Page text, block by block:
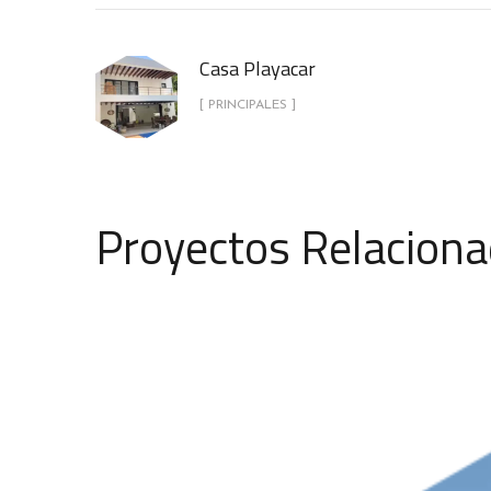
Casa Playacar
[ PRINCIPALES ]
Proyectos